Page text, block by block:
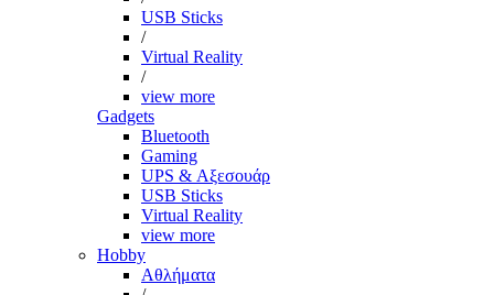
USB Sticks
/
Virtual Reality
/
view more
Gadgets
Bluetooth
Gaming
UPS & Αξεσουάρ
USB Sticks
Virtual Reality
view more
Hobby
Αθλήματα